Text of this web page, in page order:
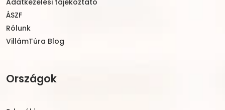
Adatkezelési tájékoztató
ÁSZF
Rólunk
VillámTúra Blog
Országok